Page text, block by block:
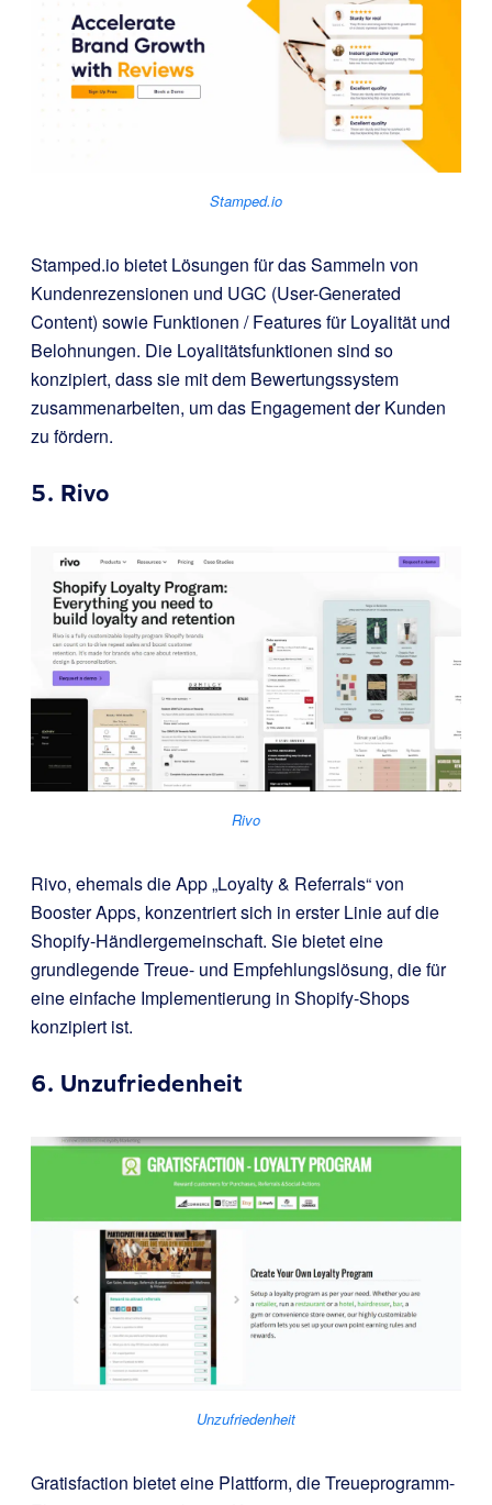
Stamped.io
Stamped.iobietet Lösungen für das Sammeln von
Kundenrezensionen und UGC (User-Generated
Content) sowie Funktionen / Features für Loyalität und
Belohnungen. Die Loyalitätsfunktionen sind so
konzipiert, dass sie mit dem Bewertungssystem
zusammenarbeiten, um das Engagement der Kunden
zu fördern.
5. Rivo
Rivo
Rivo, ehemals die App „Loyalty & Referrals“ von
Booster Apps, konzentriert sich in erster Linie auf die
Shopify-Händlergemeinschaft. Sie bietet eine
grundlegende Treue- und Empfehlungslösung, die für
eine einfache Implementierung in Shopify-Shops
konzipiert ist.
6. Unzufriedenheit
Unzufriedenheit
Gratisfaction bietet eine Plattform, die Treueprogramm-